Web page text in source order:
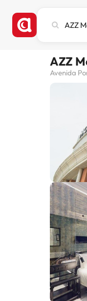
une
hôtel
ou
AZZ
Avenida